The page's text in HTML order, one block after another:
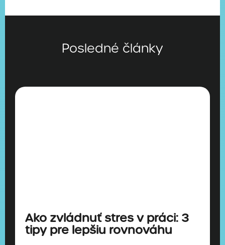
Posledné články
Ako zvládnuť stres v práci: 3
tipy pre lepšiu rovnováhu